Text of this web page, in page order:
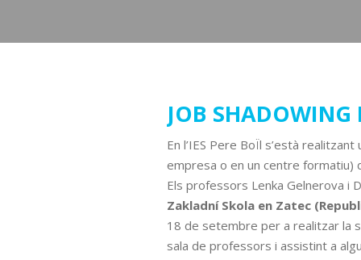
JOB SHADOWING
En l’IES Pere BoÏl s’està realitzant
empresa o en un centre formatiu)
Els professors Lenka Gelnerova i
Zakladní Skola en Zatec
18 de setembre per a realitzar la
sala de professors i assistint a